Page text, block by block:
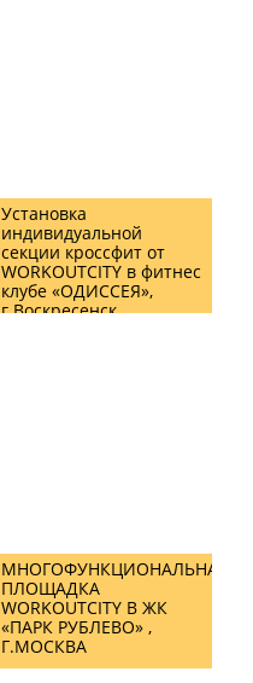
Установка
индивидуальной
секции кроссфит от
WORKOUTCITY в фитнес
клубе «ОДИССЕЯ»,
г.Воскресенск
МНОГОФУНКЦИОНАЛЬНАЯ
ПЛОЩАДКА
WORKOUTCITY В ЖК
«ПАРК РУБЛЕВО» ,
Г.МОСКВА